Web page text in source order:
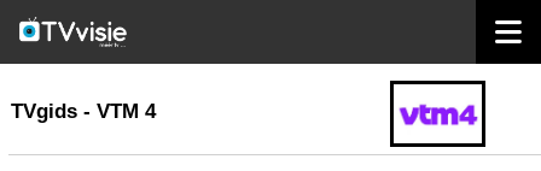
TVgids
TVgids - VTM 4